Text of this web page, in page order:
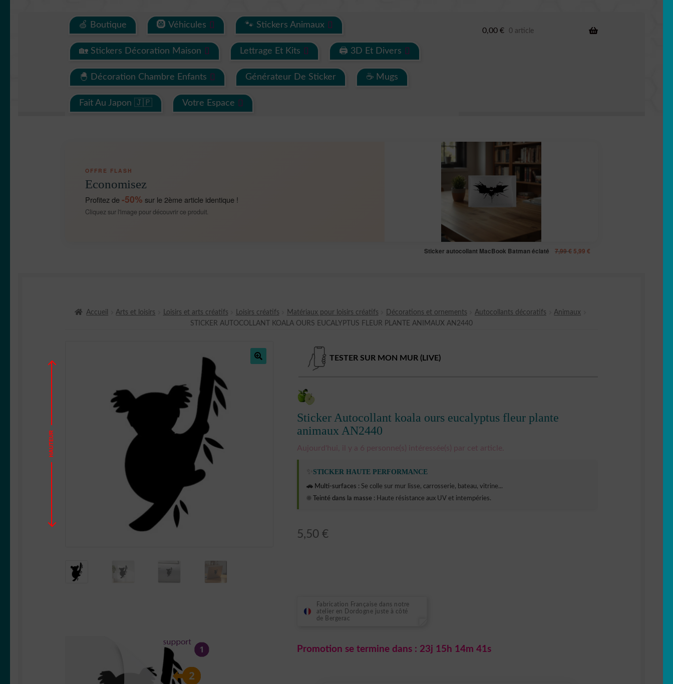
🍏 Boutique 🛞 Véhicules 🐾 Stickers Animaux
🏡 Stickers Décoration Maison Lettrage Et Kits 🖨 3D Et Divers
🐣 Décoration Chambre Enfants Générateur De Sticker ☕ Mugs
Fait Au Japon 🇯🇵 Votre Espace
0,00 € 0 article
OFFRE FLASH
Economisez
Profitez de-50% sur le 2ème article identique !
Cliquez sur l'image pour découvrir ce produit.
Sticker autocollant MacBook Batman éclaté 7,99€ Le
5,99 €Le
Accueil Arts et loisirs Loisirs et arts créatifs Loisirs créatifs Matériaux pour loisirs créatifs Décorations et ornements Autocollants décoratifs
Animaux
STICKER AUTOCOLLANT KOALA OURS EUCALYPTUS FLEUR PLANTE ANIMAUX AN2440
TESTER SUR MON MUR (LIVE)
Sticker Autocollant koala ours eucalyptus fleur plante
animaux AN2440
Aujourd'hui, il y a 6 personne(s) intéressée(s) par cet article.
STICKER HAUTE PERFORMANCE
🚗 Multi-surfaces : Se colle sur mur lisse, carrosserie, bateau, vitrine...
☀️ Teinté dans la masse : Haute résistance aux UV et intempéries.
5,50 €
Fabrication Française dans notre
atelier en Dordogne juste à côté
de Bergerac
Promotion se termine dans : 23j 15h 14m 40s
HAUTEUR